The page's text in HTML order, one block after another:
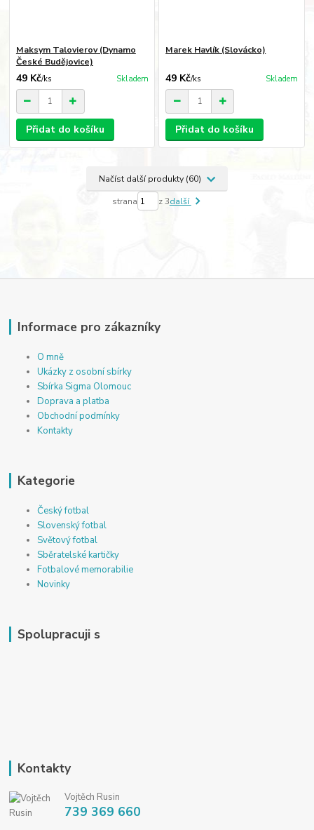
Maksym Talovierov (Dynamo
České Budějovice)
49 Kč/ks Skladem
Přidat do košíku
Marek Havlík (Slovácko)
49 Kč/ks Skladem
Přidat do košíku
Načíst další produkty (60)
strana z 3další
Informace pro zákazníky
O mně
Ukázky z osobní sbírky
Sbírka Sigma Olomouc
Doprava a platba
Obchodní podmínky
Kontakty
Kategorie
Český fotbal
Slovenský fotbal
Světový fotbal
Sběratelské kartičky
Fotbalové memorabilie
Novinky
Spolupracuji s
Kontakty
Vojtěch Rusin
739 369 660